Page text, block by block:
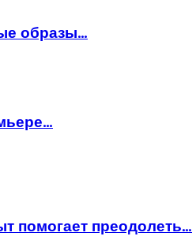
образы…
помогает преодолеть…